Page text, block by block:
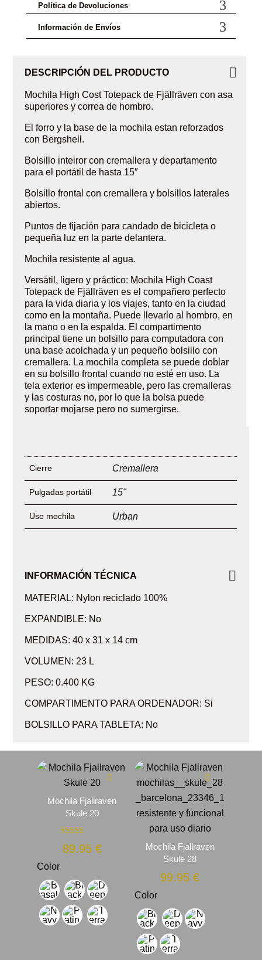
Política de Devoluciones
Información de Envíos
DESCRIPCIÓN DEL PRODUCTO
Mochila High Cost Totepack de Fjällräven con asa
superiores y correa de hombro.
El forro y la base de la mochila estan reforzados
con Bergshell.
Bolsillo inteiror con cremallera y departamento
para el portátil de hasta 15″
Bolsillo frontal con cremallera y bolsillos laterales
abiertos.
Puntos de fijación para candado de bicicleta o
pequeña luz en la parte delantera.
Mochila resistente al agua.
Versátil, ligero y práctico: Mochila High Coast
Totepack de Fjällräven es el compañero perfecto
para la vida diaria y los viajes, tanto en la ciudad
como en la montaña. Puede llevarlo al hombro, en
la mano o en la espalda. El compartimento
principal tiene un bolsillo para computadora con
una base acolchada y un pequeño bolsillo con
cremallera. La mochila completa se puede doblar
en su bolsillo frontal cuando no esté en uso. La
tela exterior es impermeable, pero las cremalleras
y las costuras no, por lo que la bolsa puede
soportar mojarse pero no sumergirse.
Cierre Cremallera
Pulgadas portátil 15"
Uso mochila Urban
INFORMACIÓN TÉCNICA
MATERIAL: Nylon reciclado 100%
EXPANDIBLE: No
MEDIDAS: 40 x 31 x 14 cm
VOLUMEN: 23 L
PESO: 0.400 KG
COMPARTIMENTO PARA ORDENADOR: Si
BOLSILLO PARA TABLETA: No
Mochila Fjallraven
Skule 20
5.00
89.95 €
Color
Mochila Fjallraven
Skule 28
99.95€
Color